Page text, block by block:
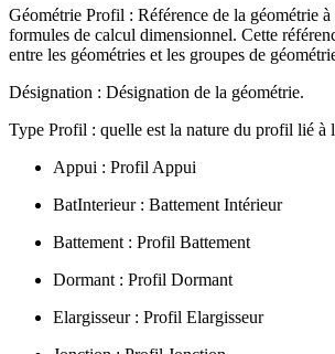
Géométrie Profil : Référence de la géométrie à
formules de calcul dimensionnel. Cette
entre les géométries et les groupes de
Désignation : Désignation de la géométrie.
Type Profil : quelle est la nature du profil lié à
Appui : Profil Appui
BatInterieur : Battement Intérieur
Battement : Profil Battement
Dormant : Profil Dormant
Elargisseur : Profil Elargisseur